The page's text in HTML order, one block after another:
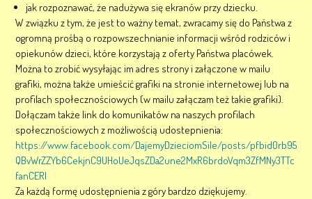
jak rozpoznawać, że nadużywa się ekranów przy dziecku.
W związku z tym, że jest to ważny temat, zwracamy się do Państwa z
ogromną prośbą o rozpowszechnianie informacji wśród rodziców i
opiekunów dzieci, które korzystają z oferty Państwa placówek.
Można to zrobić wysyłając im adres strony i załączone w mailu
grafiki, można także umieścić grafiki na stronie internetowej lub na
profilach społecznościowych (w mailu załączam też takie grafiki).
Dołączam także link do komunikatów na naszych profilach
społecznościowych z możliwością udostepnienia:
https://www.facebook.com/DajemyDzieciomSile/posts/pfbid0rb95
QBvWrZZYb6CekjnC9UHoUeJqsZDa2une2MxR6brdoVqm3ZfMNy3TTc
fanCERl
Za każdą formę udostępnienia z góry bardzo dziękujemy.